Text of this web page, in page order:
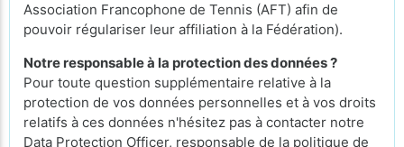
Association Francophone de Tennis (AFT) afin de
pouvoir régulariser leur affiliation à la Fédération).
Notre responsable à la protection des données ?
Pour toute question supplémentaire relative à la
protection de vos données personnelles et à vos droits
relatifs à ces données n'hésitez pas à contacter notre
Data Protection Officer, responsable de la politique de